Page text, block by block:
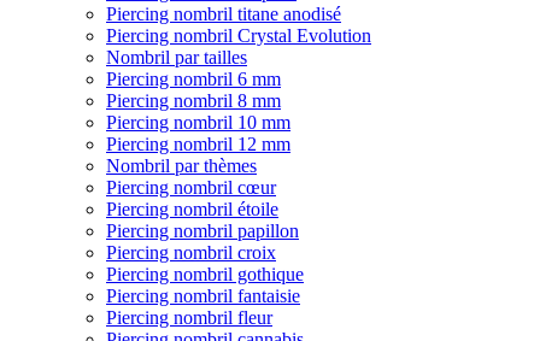
Piercing nombril titane anodisé
Piercing nombril Crystal Evolution
Nombril par tailles
Piercing nombril 6 mm
Piercing nombril 8 mm
Piercing nombril 10 mm
Piercing nombril 12 mm
Nombril par thèmes
Piercing nombril cœur
Piercing nombril étoile
Piercing nombril papillon
Piercing nombril croix
Piercing nombril gothique
Piercing nombril fantaisie
Piercing nombril fleur